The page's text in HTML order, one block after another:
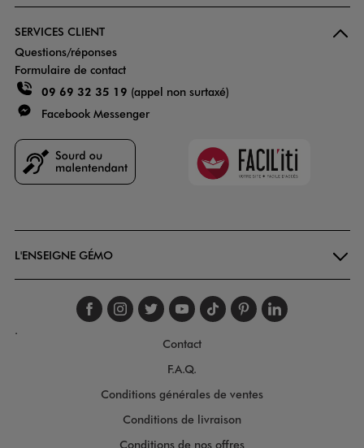
SERVICES CLIENT
Questions/réponses
Formulaire de contact
09 69 32 35 19 (appel non surtaxé)
Facebook Messenger
Faciliti
L'ENSEIGNE GÉMO
Suivez-nous sur
Suivez-nous sur
Suivez-nous sur
Suivez-nous
Suivez-nous
Suivez-
.
Contact
F.A.Q.
Conditions générales de ventes
Conditions de livraison
Conditions de nos offres